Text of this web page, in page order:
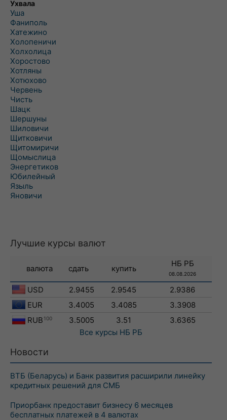
Ухвала
Уша
Фаниполь
Хатежино
Холопеничи
Холхолица
Хоростово
Хотляны
Хотюхово
Червень
Чисть
Шацк
Шершуны
Шиловичи
Щитковичи
Щитомиричи
Щомыслица
Энергетиков
Юбилейный
Языль
Яновичи
Лучшие курсы валют
валюта сдать купить
НБ РБ
08.08.2026
USD 2.9455 2.9545
2.9386
EUR
3.4005 3.4085
3.3908
RUB 100 3.5005 3.51
3.6365
Все курсы НБ РБ
Новости
ВТБ (Беларусь) и Банк развития расширили линейку
кредитных решений для СМБ
Приорбанк предоставит бизнесу 6 месяцев
бесплатных платежей в 4 валютах